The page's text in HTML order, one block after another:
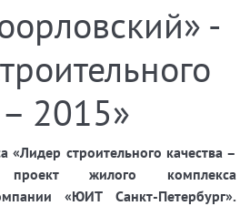
-
– 2015»
«Лидер строительного качества –
жилого комплекса
«ЮИТ Санкт-Петербург».